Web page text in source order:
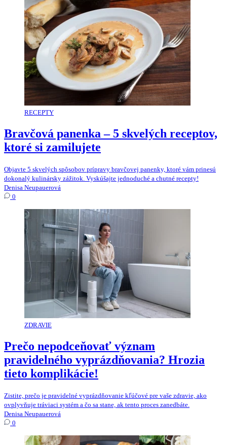
RECEPTY
Bravčová panenka – 5 skvelých receptov,
ktoré si zamilujete
Objavte 5 skvelých spôsobov prípravy bravčovej panenky, ktoré vám prinesú
dokonalý kulinársky zážitok. Vyskúšajte jednoduché a chutné recepty!
Denisa Neupauerová
0
ZDRAVIE
Prečo nepodceňovať význam
pravidelného vyprázdňovania? Hrozia
tieto komplikácie!
Zistite, prečo je pravidelné vyprázdňovanie kľúčové pre vaše zdravie, ako
ovplyvňuje tráviaci systém a čo sa stane, ak tento proces zanedbáte.
Denisa Neupauerová
0